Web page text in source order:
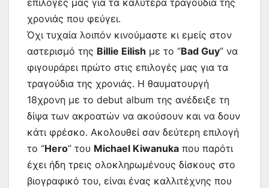
επιλογές μας για τα καλύτερα τραγούδια της
χρονιάς που φεύγει.
Όχι τυχαία λοιπόν κινούμαστε κι εμείς στον
αστερισμό της Billie Eilish με το “Bad Guy” να
φιγουράρει πρώτο στις επιλογές μας για τα
τραγούδια της χρονιάς. Η θαυματουργή
18χρονη με το debut album της ανέδειξε τη
δίψα των ακροατών να ακούσουν και να δουν
κάτι φρέσκο. Ακολουθεί σαν δεύτερη επιλογή
το “Hero” του Michael Kiwanuka που παρότι
έχει ήδη τρεις ολοκληρωμένους δίσκους στο
βιογραφικό του, είναι ένας καλλιτέχνης που